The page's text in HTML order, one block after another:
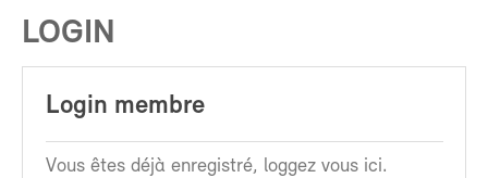
LOGIN
Login membre
Vous êtes déjà enregistré, loggez vous ici.